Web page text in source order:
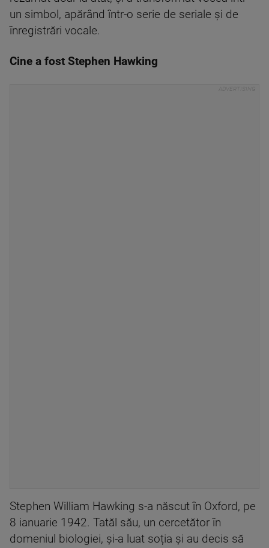
un simbol, apărând într-o serie de seriale și de
înregistrări vocale.
Cine a fost Stephen Hawking
Stephen William Hawking s-a născut în Oxford, pe
8 ianuarie 1942. Tatăl său, un cercetător în
domeniul biologiei, și-a luat soția și au decis să